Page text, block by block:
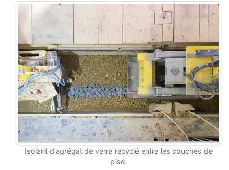
Isolant d'agrégat de verre recyclé entre les couches de
pisé.